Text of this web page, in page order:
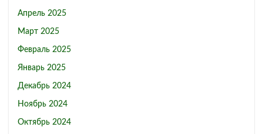
Апрель 2025
Март 2025
Февраль 2025
Январь 2025
Декабрь 2024
Ноябрь 2024
Октябрь 2024